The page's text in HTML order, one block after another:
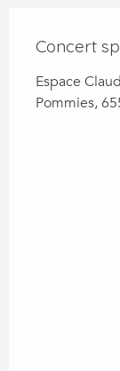
Concert
Espace
Pommies,